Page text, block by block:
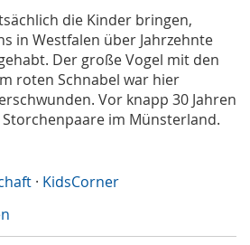
die Kinder bringen,
in Westfalen über Jahrzehnte
Der große Vogel mit den
roten Schnabel war hier
Vor knapp 30 Jahren
im Münsterland.
· KidsCorner